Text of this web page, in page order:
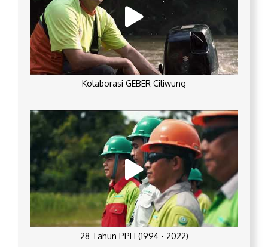
Kolaborasi GEBER Ciliwung
28 Tahun PPLI (1994 - 2022)